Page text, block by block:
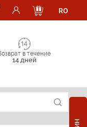
RO
в течение
14 дней